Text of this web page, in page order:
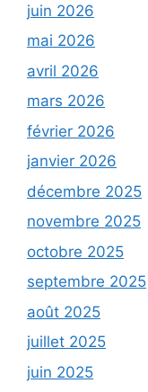
juin 2026
mai 2026
avril 2026
mars 2026
février 2026
janvier 2026
décembre 2025
novembre 2025
octobre 2025
septembre 2025
août 2025
juillet 2025
juin 2025